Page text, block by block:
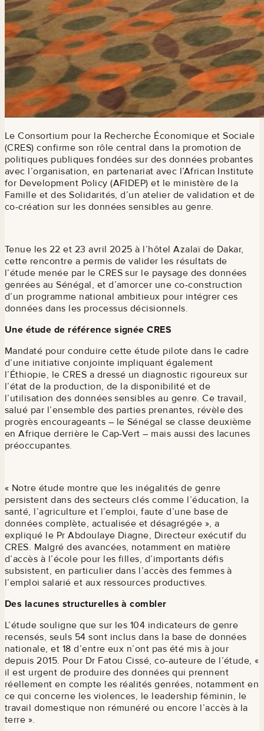
Le Consortium pour la Recherche Économique et Sociale
(CRES) confirme son rôle central dans la promotion de
politiques publiques fondées sur des données probantes
avec l’organisation, en partenariat avec l’African Institute
for Development Policy (AFIDEP) et le ministère de la
Famille et des Solidarités, d’un atelier de validation et de
co-création sur les données sensibles au genre.
Tenue les 22 et 23 avril 2025 à l’hôtel Azalaï de Dakar,
cette rencontre a permis de valider les résultats de
l’étude menée par le CRES sur le paysage des données
genrées au Sénégal, et d’amorcer une co-construction
d’un programme national ambitieux pour intégrer ces
données dans les processus décisionnels.
Une étude de référence signée CRES
Mandaté pour conduire cette étude pilote dans le cadre
d’une initiative conjointe impliquant également
l’Éthiopie, le CRES a dressé un diagnostic rigoureux sur
l’état de la production, de la disponibilité et de
l’utilisation des données sensibles au genre. Ce travail,
salué par l’ensemble des parties prenantes, révèle des
progrès encourageants – le Sénégal se classe deuxième
en Afrique derrière le Cap-Vert – mais aussi des lacunes
préoccupantes.
« Notre étude montre que les inégalités de genre
persistent dans des secteurs clés comme l’éducation, la
santé, l’agriculture et l’emploi, faute d’une base de
données complète, actualisée et désagrégée », a
expliqué le Pr Abdoulaye Diagne, Directeur exécutif du
CRES. Malgré des avancées, notamment en matière
d’accès à l’école pour les filles, d’importants défis
subsistent, en particulier dans l’accès des femmes à
l’emploi salarié et aux ressources productives.
Des lacunes structurelles à combler
L’étude souligne que sur les 104 indicateurs de genre
recensés, seuls 54 sont inclus dans la base de données
nationale, et 18 d’entre eux n’ont pas été mis à jour
depuis 2015. Pour Dr Fatou Cissé, co-auteure de l’étude, «
il est urgent de produire des données qui prennent
réellement en compte les réalités genrées, notamment en
ce qui concerne les violences, le leadership féminin, le
travail domestique non rémunéré ou encore l’accès à la
terre ».